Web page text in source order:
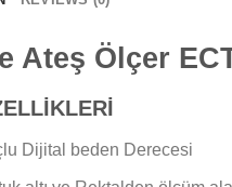
Ateş Ölçer
Dijital beden Derecesi